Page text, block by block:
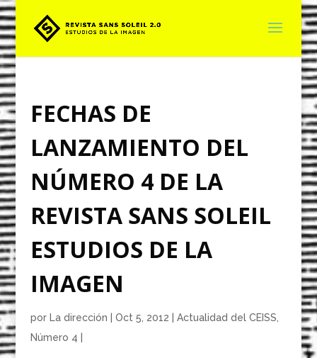
FECHAS DE
LANZAMIENTO DEL
NÚMERO 4 DE LA
REVISTA SANS SOLEIL
ESTUDIOS DE LA
IMAGEN
por La dirección Oct 5, 2012 Actualidad del CEISS
Número 4